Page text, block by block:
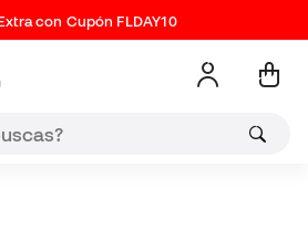
con Cupón FLDAY10